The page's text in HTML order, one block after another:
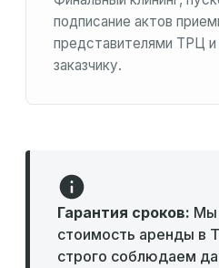
подписание актов
представителями ТРЦ
заказчику.
Гарантия сроков: Мы
стоимость аренды в
строго соблюдаем